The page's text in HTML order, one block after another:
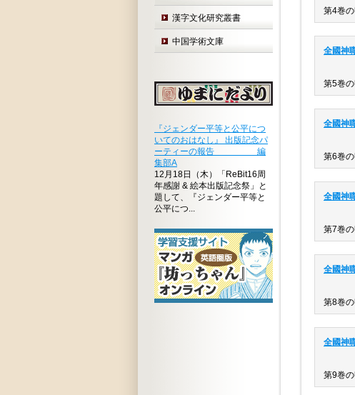
漢字文化研究叢書
中国学術文庫
『ジェンダー平等と公平につ
いてのおはなし』 出版記念パ
ーティーの報告 編
集部A
12月18日（木）「ReBit16周
年感謝 & 絵本出版記念祭」と
題して、『ジェンダー平等と
公平につ...
第4巻
全國神
第5巻
全國神
第6巻
全國神
第7巻
全國神
第8巻
全國神
第9巻